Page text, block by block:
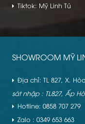
Tiktok: Mỹ Linh Tú
SHOWROOM MỸ
Địa chỉ: TL 827, X.
sát nhập : TL827, Ấp
Hotline: 0858 707 279
Zalo : 0349 653 663